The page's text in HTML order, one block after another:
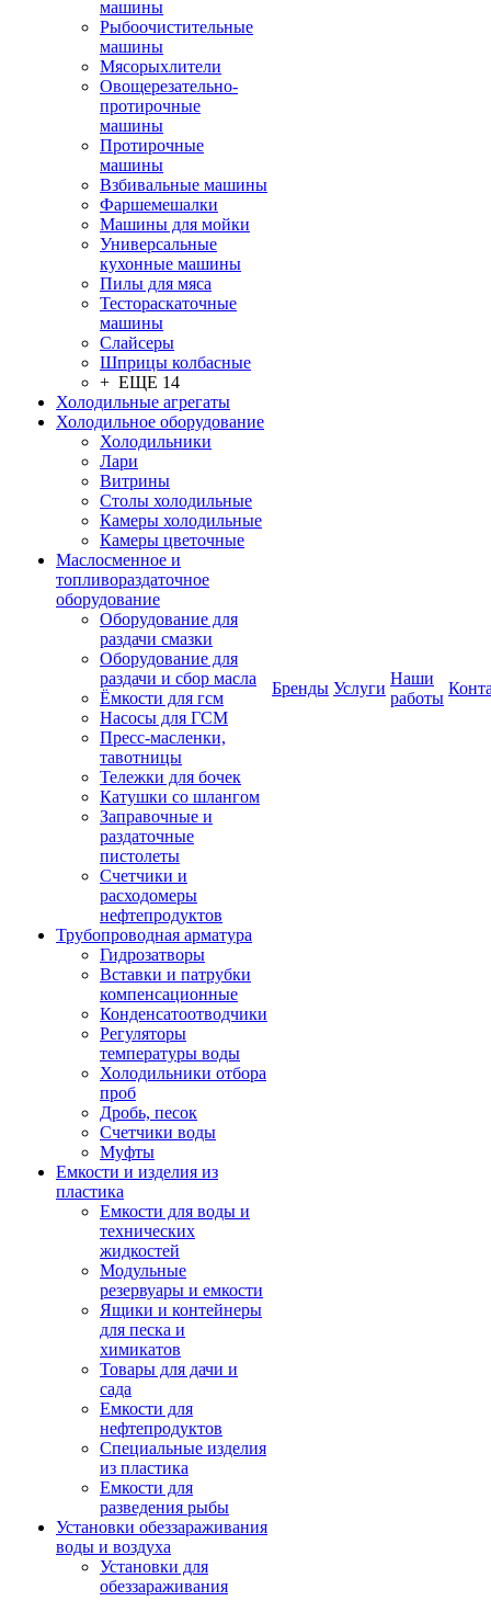
машины
Рыбоочистительные
машины
Мясорыхлители
Овощерезательно-
протирочные
машины
Протирочные
машины
Взбивальные машины
Фаршемешалки
Машины для мойки
Универсальные
кухонные машины
Пилы для мяса
Тестораскаточные
машины
Слайсеры
Шприцы колбасные
+ ЕЩЕ 14
Холодильные агрегаты
Холодильное оборудование
Холодильники
Лари
Витрины
Столы холодильные
Камеры холодильные
Камеры цветочные
Маслосменное и
топливораздаточное
оборудование
Оборудование для
раздачи смазки
Оборудование для
раздачи и сбор масла
Ёмкости для гсм
Насосы для ГСМ
Пресс-масленки,
тавотницы
Тележки для бочек
Катушки со шлангом
Заправочные и
раздаточные
пистолеты
Счетчики и
расходомеры
нефтепродуктов
Трубопроводная арматура
Гидрозатворы
Вставки и патрубки
компенсационные
Конденсатоотводчики
Регуляторы
температуры воды
Холодильники отбора
проб
Дробь, песок
Счетчики воды
Муфты
Емкости и изделия из
пластика
Емкости для воды и
технических
жидкостей
Модульные
резервуары и емкости
Ящики и контейнеры
для песка и
химикатов
Товары для дачи и
сада
Емкости для
нефтепродуктов
Специальные изделия
из пластика
Емкости для
разведения рыбы
Установки обеззараживания
воды и воздуха
Установки для
обеззараживания
Бренды Услуги
Наши
работы